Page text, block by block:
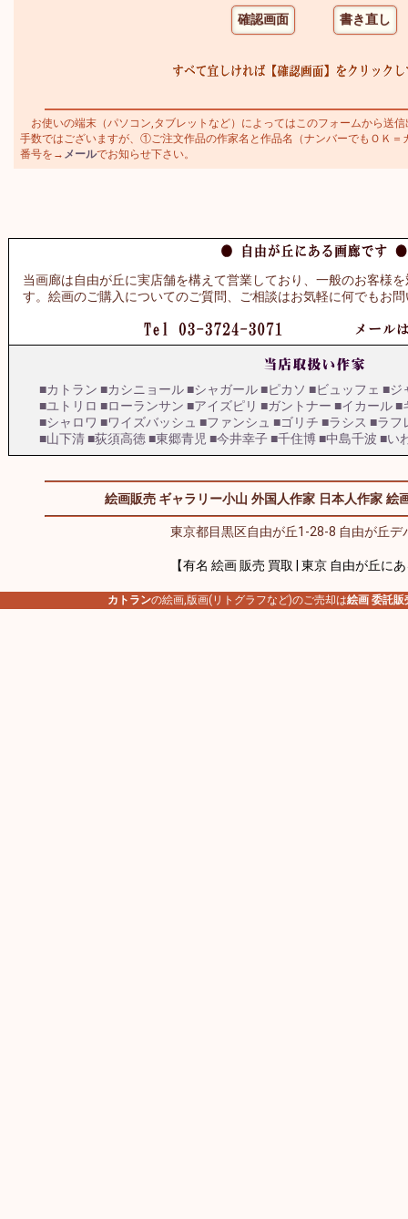
お使いの端末（パソコン,タブレットなど）によってはこのフォームから送
手数ではございますが、①ご注文作品の作家名と作品名（ナンバーでもＯＫ
番号を→ メールでお知らせ下さい。
当画廊は自由が丘に実店舗を構えて営業しており、一般のお客様
す。絵画のご購入についてのご質問、ご相談はお気軽に何でもお
■カトラン ■カシニョール■シャガール■ピカソ ■ビュッフェ ■ジ
■ユトリロ ■ローランサン ■アイズピリ ■ガントナー ■イカール■
■シャロワ ■ワイズバッシュ ■ファンシュ ■ゴリチ ■ラシス ■ラフ
■山下清■荻須高徳■東郷青児 ■今井幸子■千住博■中島千波 ■い
絵画販売 ギャラリー小山 外国人作家 日本人作家 絵
東京都目黒区自由が丘1-28-8 自由が丘デ
【有名 絵画 販売 買取 | 東京 自由が丘に
カトランの絵画,版画(リトグラフなど)のご売却は絵画 委託販